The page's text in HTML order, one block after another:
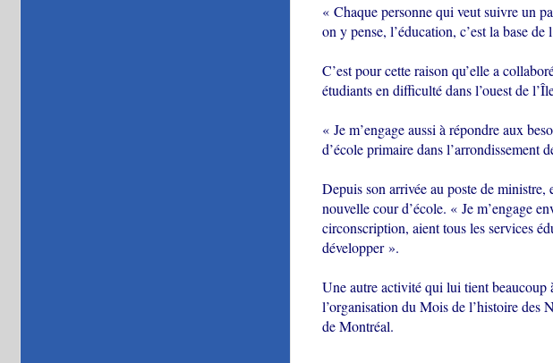
« Chaque personne qui veut suivre un
on y pense, l’éducation, c’est la base de
C’est pour cette raison qu’elle a
étudiants en difficulté dans l’ouest de
« Je m’engage aussi à répondre aux
d’école primaire dans l’arrondissement
Depuis son arrivée au poste de ministre,
nouvelle cour d’école. « Je m’engage
circonscription, aient tous les services
développer ».
Une autre activité qui lui tient beaucoup
l’organisation du Mois de l’histoire des
de Montréal.